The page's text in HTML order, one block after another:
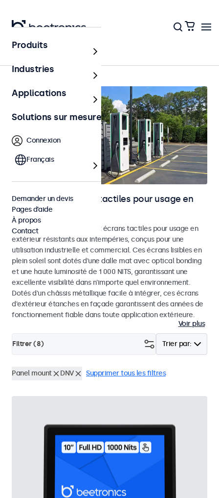
Accueil
Moniteurs et écrans tactiles pour usage en
extérieur
Découvrez nos moniteurs et écrans tactiles pour usage en
extérieur résistants aux intempéries, conçus pour une
utilisation industrielle et commercial. Ces écrans lisibles en
plein soleil sont dotés d'une dalle mat avec optical bonding
et une haute luminosité de 1 000 NITS, garantissant une
excellente visibilité dans n'importe quel environnement.
Dotés d'un châssis métallique facile à intégrer, ces écrans
d'extérieur étanches en façade garantissent des années de
fonctionnement fiable dans toute application extérieure.
Voir plus
Trier par:
Filtrer (8)
Panel mount DNV Supprimer tous les filtres
Produits
Industries
Applications
Solutions sur mesure
Connexion
Français
Demander un devis
Pages d’aide
À propos
Contact